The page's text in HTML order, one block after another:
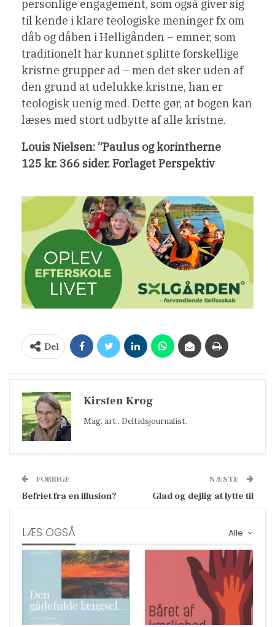
personlige engagement, som også giver sig
til kende i klare teologiske meninger fx om
dåb og dåben i Helligånden – emner, som
traditionelt har kunnet splitte forskellige
kristne grupper ad – men det sker uden af
den grund at udelukke kristne, han er
teologisk uenig med. Dette gør, at bogen kan
læses med stort udbytte af alle kristne.
Louis Nielsen: ”Paulus og korintherne
125 kr. 366 sider. Forlaget Perspektiv
Del
Kirsten Krog
Mag. art.. Deltidsjournalist.
FORRIGE
Befriet fra en illusion?
NÆSTE
Glad og dejlig at lytte til
Alle
LÆS OGSÅ